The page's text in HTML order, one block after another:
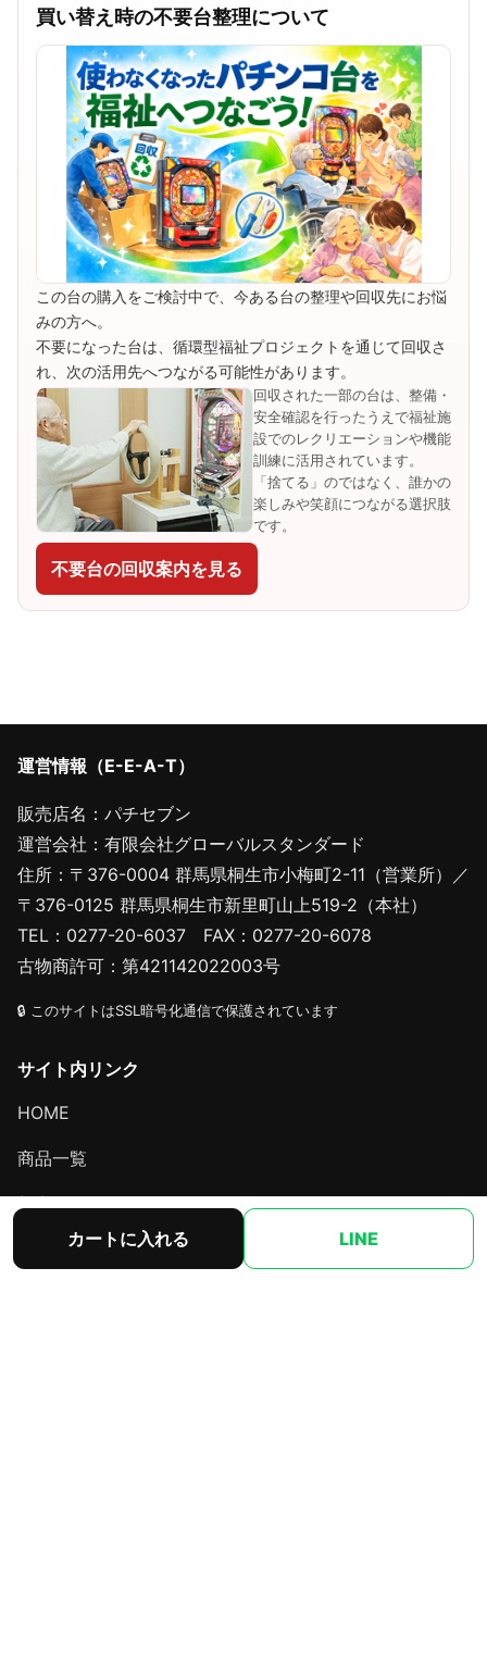
買い替え時の不要台整理について
この台の購入をご検討中で、今ある台の整理や回収先にお悩
みの方へ。
不要になった台は、循環型福祉プロジェクトを通じて回収さ
れ、次の活用先へつながる可能性があります。
回収された一部の台は、整備・
安全確認を行ったうえで福祉施
設でのレクリエーションや機能
訓練に活用されています。
「捨てる」のではなく、誰かの
楽しみや笑顔につながる選択肢
です。
不要台の回収案内を見る
カートに入れる LINE
運営情報（E-E-A-T）
販売店名：パチセブン
運営会社：有限会社グローバルスタンダード
住所：〒376-0004 群馬県桐生市小梅町2-11（営業所）／
〒376-0125 群馬県桐生市新里町山上519-2（本社）
TEL：0277-20-6037 FAX：0277-20-6078
古物商許可：第421142022003号
🔒 このサイトはSSL暗号化通信で保護されています
サイト内リンク
HOME
商品一覧
新商品
お支払方法